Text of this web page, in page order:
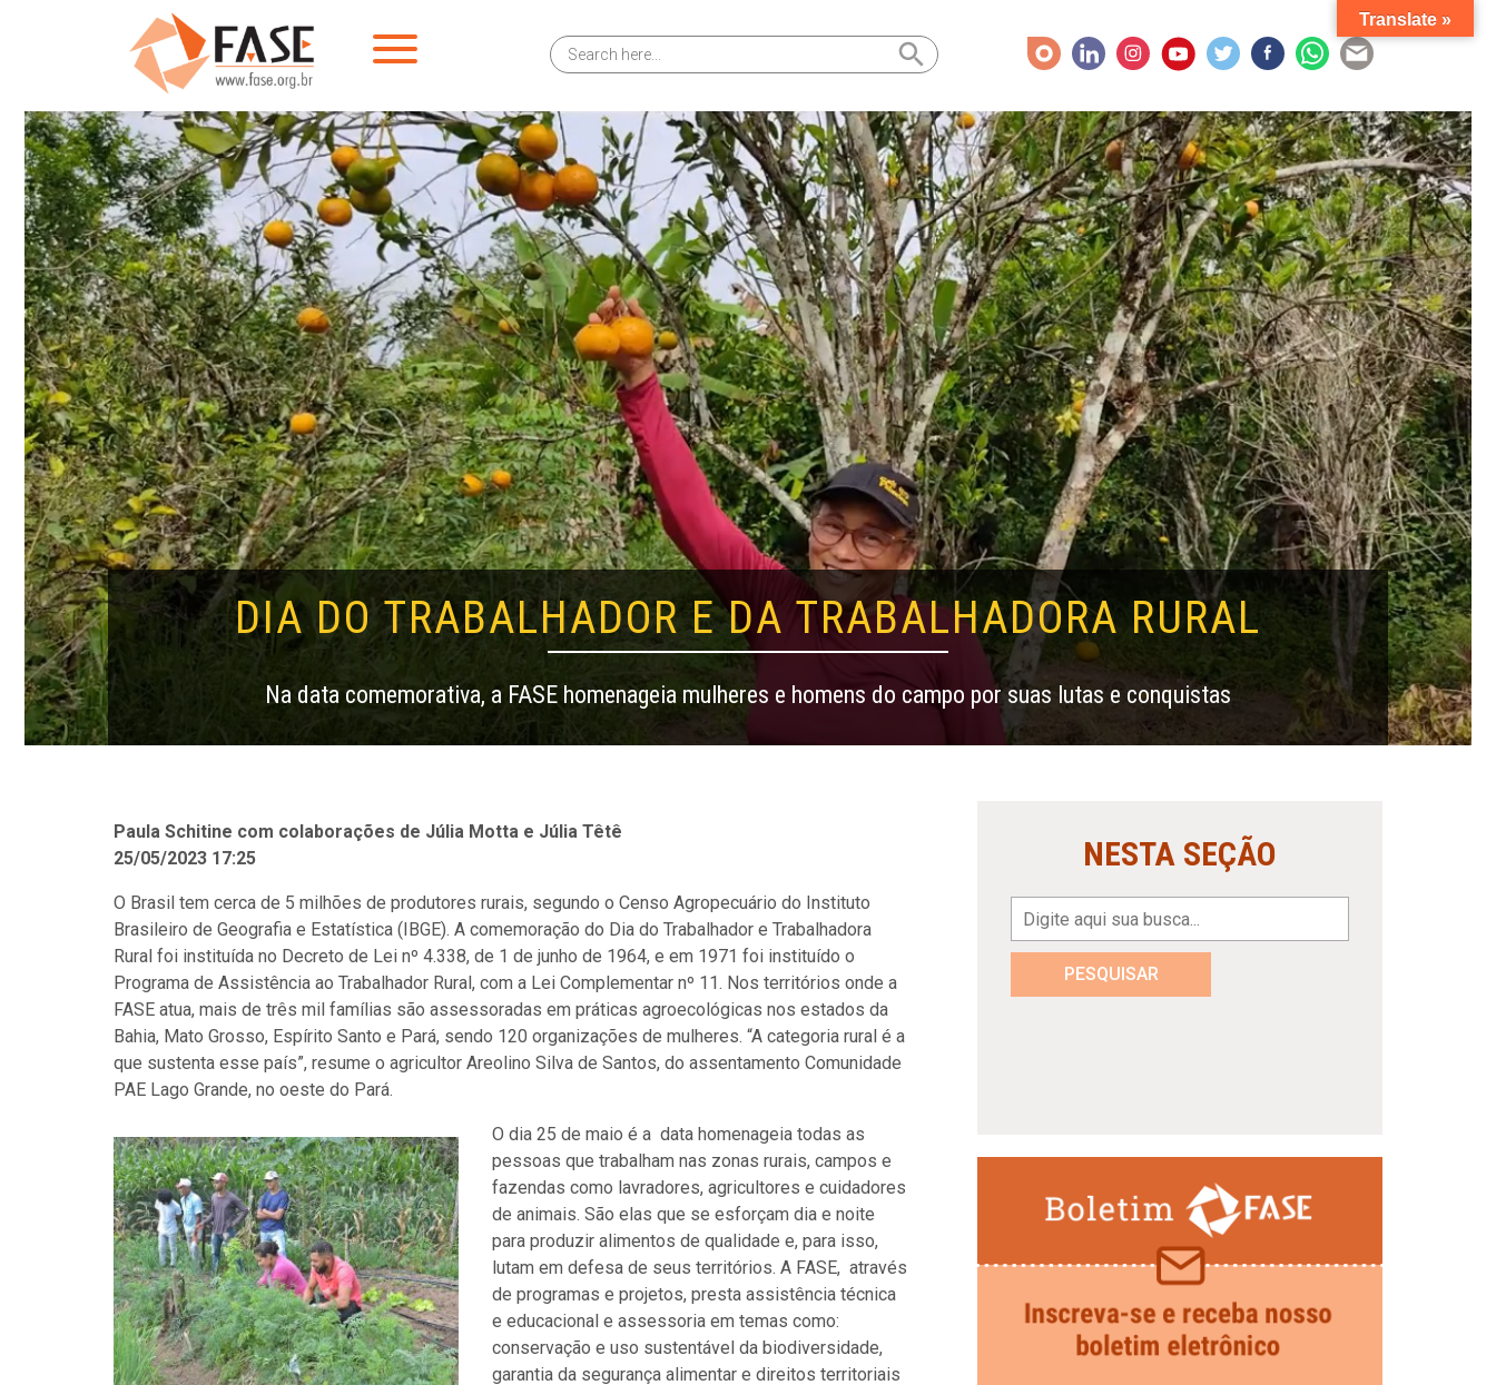
Search
for:
Search Button
DIA DO TRABALHADOR E DA TRABALHADORA RURAL
Na data comemorativa, a FASE homenageia mulheres e homens do campo por suas lutas e conquistas
Paula Schitine com colaborações de Júlia Motta e Júlia Têtê
25/05/2023 17:25
O Brasil tem cerca de 5 milhões de produtores rurais, segundo o Censo Agropecuário do Instituto
Brasileiro de Geografia e Estatística (IBGE). A comemoração do Dia do Trabalhador e Trabalhadora
Rural foi instituída no Decreto de Lei nº 4.338, de 1 de junho de 1964, e em 1971 foi instituído o
Programa de Assistência ao Trabalhador Rural, com a Lei Complementar nº 11. Nos territórios onde a
FASE atua, mais de três mil famílias são assessoradas em práticas agroecológicas nos estados da
Bahia, Mato Grosso, Espírito Santo e Pará, sendo 120 organizações de mulheres. “A categoria rural é a
que sustenta esse país”, resume o agricultor Areolino Silva de Santos, do assentamento Comunidade
PAE Lago Grande, no oeste do Pará.
O dia 25 de maio é a data homenageia todas as
pessoas que trabalham nas zonas rurais, campos e
fazendas como lavradores, agricultores e cuidadores
de animais. São elas que se esforçam dia e noite
para produzir alimentos de qualidade e, para isso,
lutam em defesa de seus territórios. A FASE, através
de programas e projetos, presta assistência técnica
e educacional e assessoria em temas como:
conservação e uso sustentável da biodiversidade,
garantia da segurança alimentar e direitos territoriais
NESTA SEÇÃO
PESQUISAR
Translate »